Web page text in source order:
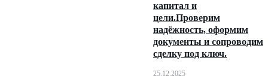
капитал и
цели.Проверим
надёжность, оформим
документы и сопроводим
сделку под ключ.
25.12.2025